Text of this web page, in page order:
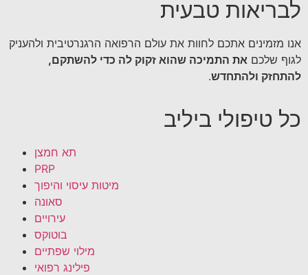
לבריאות טבעית
אנו מזמינים אתכם לחוות את עולם הרפואה הרגנרטיבית ולהעניק
לגוף שלכם את התמיכה שהוא זקוק לה כדי להשתקם,
להתחזק ולהתחדש.
כל טיפולי ביליב
תא חמצן
PRP
מיטות עיסוי והיפוך
סאונה
עירויים
בוטוקס
מילוי שפתיים
פילינג רפואי